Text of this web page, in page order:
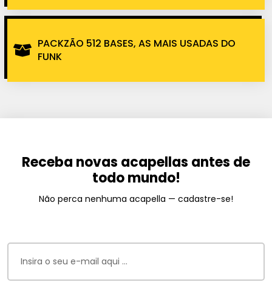
PACKZÃO 512 BASES, AS MAIS USADAS DO
FUNK
Receba novas acapellas antes de
todo mundo!
Não perca nenhuma acapella — cadastre-se!